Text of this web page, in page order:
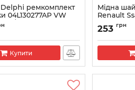
Delphi ремкомплект
04L130277AP VW
T5/T6, MULTIVAN,
835
Купити
Мідна
Renault
9001-
Артикул:
253 грн